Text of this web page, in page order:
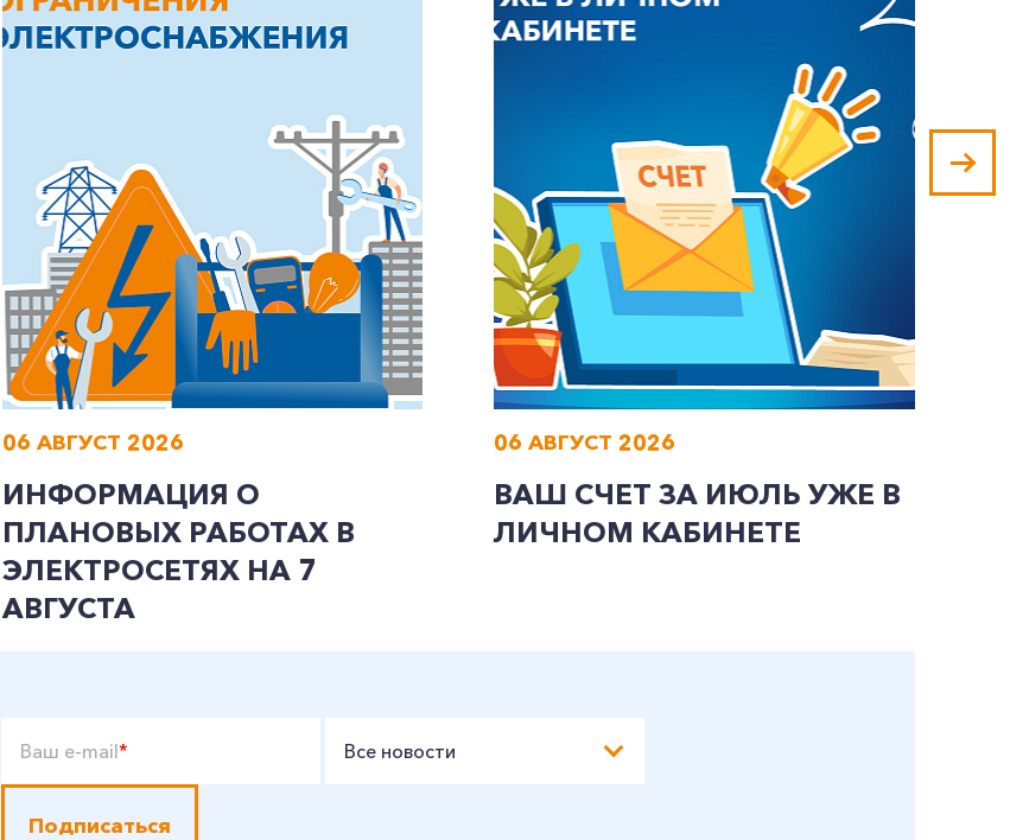
06 АВГУСТ 2026
ИНФОРМАЦИЯ О
ПЛАНОВЫХ РАБОТАХ В
ЭЛЕКТРОСЕТЯХ НА 7
АВГУСТА
06 АВГУСТ 2026
ВАШ СЧЕТ ЗА ИЮЛЬ УЖЕ В
ЛИЧНОМ КАБИНЕТЕ
Ваш e-mail* Все новости
Подписаться